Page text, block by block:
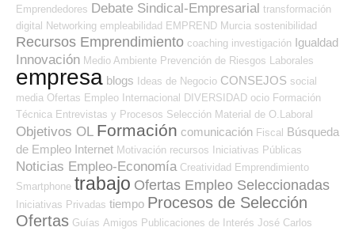
Emprendedores Debate Sindical-Empresarial transformación
digital Networking empleabilidad EMPREND Murcia sostenibilidad
Recursos Emprendimiento coaching investigación Igualdad
Innovación Medio Ambiente Prevención de Riesgos Laborales
empresa blogs Ideas de Negocio CONSEJOS social
media Ofertas Empleo Internacional DIVERSIDAD ocio Formación
Técnica Entrevistas y Procesos Selección Material de O.Laboral
Objetivos OL Formación comunicación Fiscal Búsqueda
de Empleo Internet Motivación recursos Iniciativas Públicas
Noticias Empleo-Economía Creatividad Emprendimiento
Smartphone trabajo Ofertas Empleo Seleccionadas
Iniciativas Privadas tiempo Procesos de Selección
Ofertas Guías Amigos Publicaciones de Interés José Carlos